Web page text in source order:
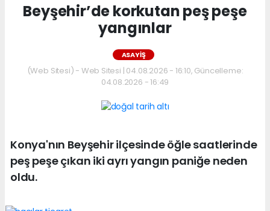
Beyşehir’de korkutan peş peşe
yangınlar
ASAYIŞ
(Web Sitesi) - Web Sitesi | 04.08.2026 - 16:10, Güncelleme:
04.08.2026 - 16:49
Konya'nın Beyşehir ilçesinde öğle saatlerinde
peş peşe çıkan iki ayrı yangın paniğe neden
oldu.